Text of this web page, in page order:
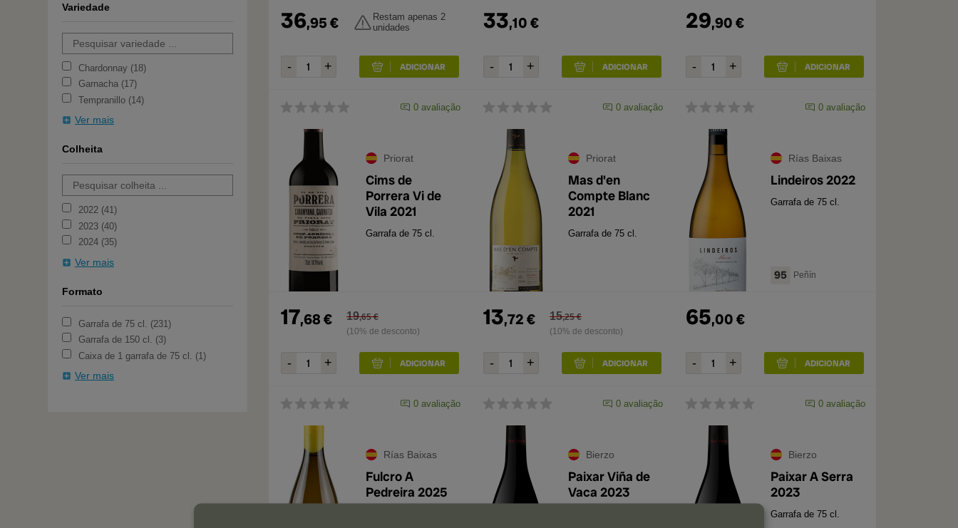
Variedade
Chardonnay
18
Garnacha 17
Tempranillo 14
Ver mais
Colheita
2022 41
2023 40
2024 35
Ver mais
Formato
Garrafa de 75 cl.
231
Garrafa de 150 cl.
3
Caixa de 1 garrafa de 75 cl.
1
Ver mais
36,95€
Restam apenas 2
unidades
0 avaliação
33,10€
0 avaliação
29,90€
0 avaliação
Priorat
Cims de
Porrera Vi de
Vila 2021
Garrafa de 75 cl.
17,68€ 19,65€
(10% de desconto)
0 avaliação
Priorat
Mas d'en
Compte Blanc
2021
Garrafa de 75 cl.
13,72€ 15,25€
(10% de desconto)
0 avaliação
Rías Baixas
Lindeiros 2022
Garrafa de 75 cl.
95 Peñín
65,00€
0 avaliação
Rías Baixas
Fulcro A
Pedreira 2025
Bierzo
Paixar Viña de
Vaca 2023
Bierzo
Paixar A Serra
2023
Garrafa de 75 cl.